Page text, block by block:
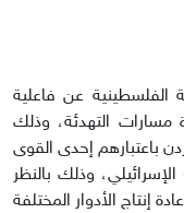
الفلسطينية عن فاعلية
مسارات التهدئة، وذلك
باعتبارهم إحدى القوى
وذلك بالنظر
إنتاج الأدوار المختلفة